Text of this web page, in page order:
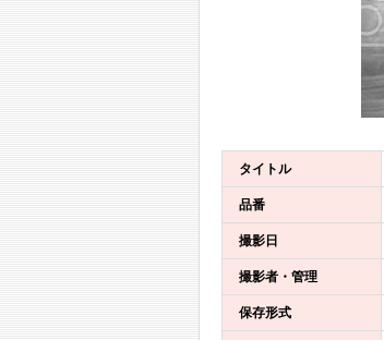
タイトル
品番
撮影日
撮影者・管理
保存形式